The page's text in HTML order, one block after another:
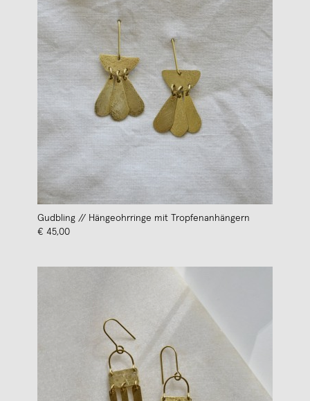
Gudbling // Hängeohrringe mit Tropfenanhängern
€ 45,00